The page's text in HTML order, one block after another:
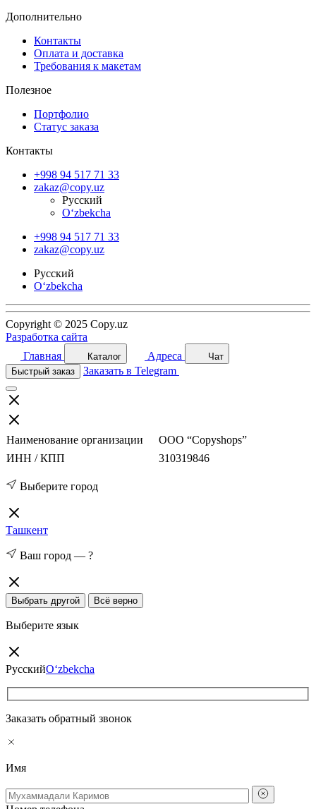
Дополнительно
Контакты
Оплата и доставка
Требования к макетам
Полезное
Портфолио
Статус заказа
Контакты
+998 94 517 71 33
zakaz@copy.uz
Русский
O‘zbekcha
+998 94 517 71 33
zakaz@copy.uz
Русский
O‘zbekcha
Copyright © 2025 Copy.uz
Разработка сайта
Главная
Каталог Адреса
Чат
Быстрый заказ
Заказать в Telegram
Наименование организации
ООО “Copyshops”
ИНН / КПП
310319846
Выберите город
Ташкент
Ваш город — ?
Выбрать другой Всё верно
Выберите язык
РусскийO‘zbekcha
Заказать обратный звонок
Имя